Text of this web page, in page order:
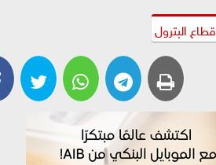
قطاع البترول